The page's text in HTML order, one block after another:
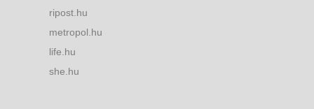
ripost.hu
metropol.hu
life.hu
she.hu